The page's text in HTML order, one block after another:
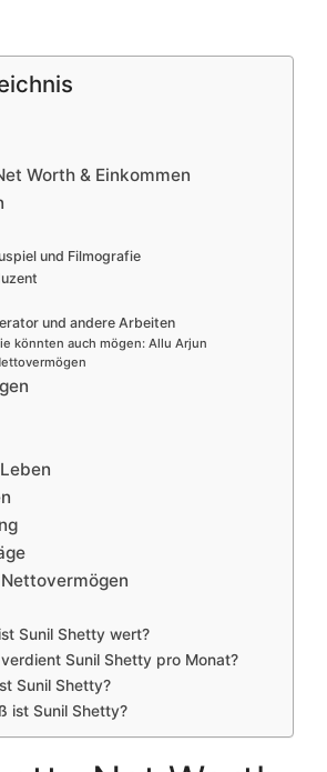
Worth & Einkommen
und Filmografie
und andere Arbeiten
könnten auch mögen: Allu Arjun
Sunil Shetty wert?
Sunil Shetty pro Monat?
Sunil Shetty?
ist Sunil Shetty?